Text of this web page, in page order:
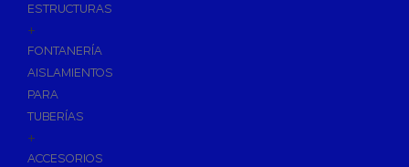
ESTRUCTURAS
+
FONTANERÍA
AISLAMIENTOS
PARA
TUBERÍAS
+
ACCESORIOS